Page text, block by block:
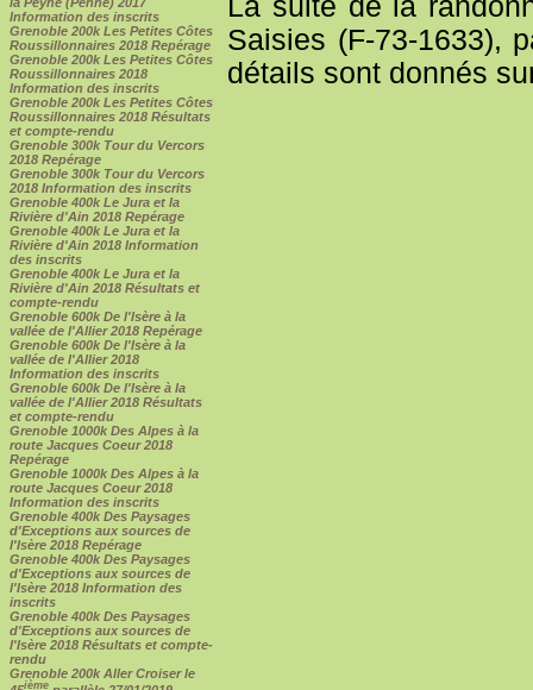
Information des inscrits
Grenoble 200k Les Petites Côtes
Roussillonnaires 2018 Repérage
Grenoble 200k Les Petites Côtes
Roussillonnaires 2018
Information des inscrits
Grenoble 200k Les Petites Côtes
Roussillonnaires 2018 Résultats
et compte-rendu
Grenoble 300k Tour du Vercors
2018 Repérage
Grenoble 300k Tour du Vercors
2018 Information des inscrits
Grenoble 400k Le Jura et la
Rivière d'Ain 2018 Repérage
Grenoble 400k Le Jura et la
Rivière d'Ain 2018 Information
des inscrits
Grenoble 400k Le Jura et la
Rivière d'Ain 2018 Résultats et
compte-rendu
Grenoble 600k De l'Isère à la
vallée de l'Allier 2018 Repérage
Grenoble 600k De l'Isère à la
vallée de l'Allier 2018
Information des inscrits
Grenoble 600k De l'Isère à la
vallée de l'Allier 2018 Résultats
et compte-rendu
Grenoble 1000k Des Alpes à la
route Jacques Coeur 2018
Repérage
Grenoble 1000k Des Alpes à la
route Jacques Coeur 2018
Information des inscrits
Grenoble 400k Des Paysages
d'Exceptions aux sources de
l'Isère 2018 Repérage
Grenoble 400k Des Paysages
d'Exceptions aux sources de
l'Isère 2018 Information des
inscrits
Grenoble 400k Des Paysages
d'Exceptions aux sources de
l'Isère 2018 Résultats et compte-
rendu
Grenoble 200k Aller Croiser le
ième
La suite de la
Saisies (F-73-1633),
détails sont donnés